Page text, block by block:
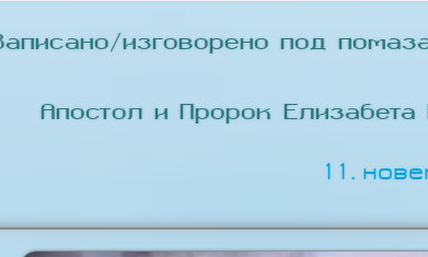
изговорено под
Апостол и Пророк
11.